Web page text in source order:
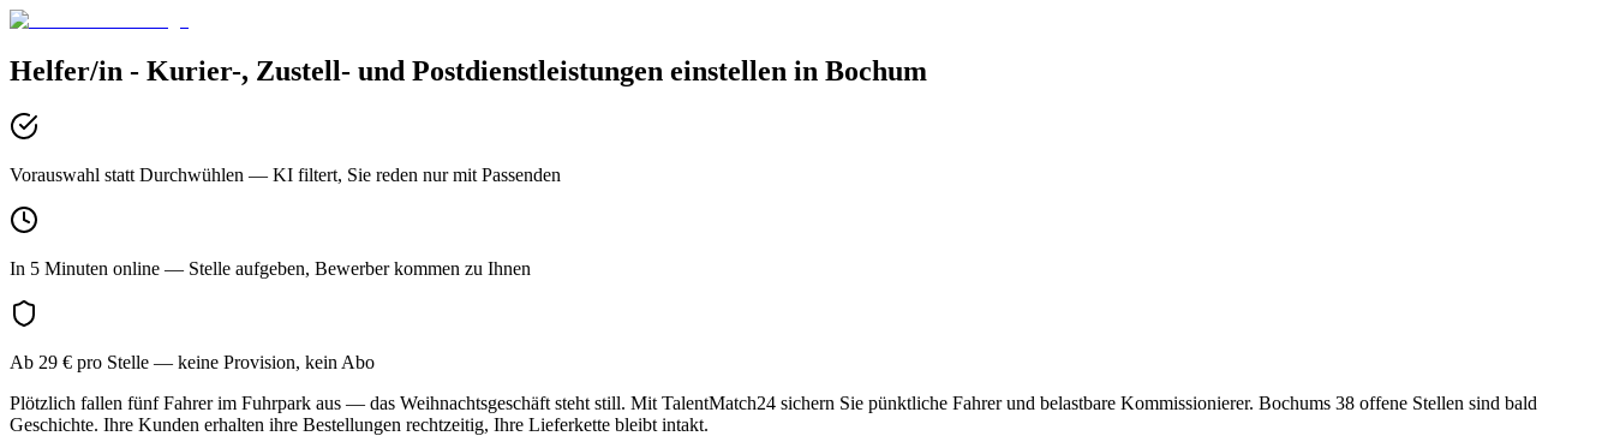
Helfer/in - Kurier-, Zustell- und Postdienstleistungen einstellen in Bochum
Vorauswahl statt Durchwühlen — KI filtert, Sie reden nur mit Passenden
In 5 Minuten online — Stelle aufgeben, Bewerber kommen zu Ihnen
Ab 29 € pro Stelle — keine Provision, kein Abo
Plötzlich fallen fünf Fahrer im Fuhrpark aus — das Weihnachtsgeschäft steht still. Mit TalentMatch24 sichern Sie pünktliche Fahrer und belastbare Kommissionierer. Bochums 38 offene Stellen sind bald
Geschichte. Ihre Kunden erhalten ihre Bestellungen rechtzeitig, Ihre Lieferkette bleibt intakt.